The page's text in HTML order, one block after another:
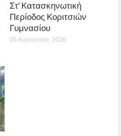
Στ’ Κατασκηνωτική
Περίοδος Κοριτσιών
Γυμνασίου
05 Αυγούστου, 2026